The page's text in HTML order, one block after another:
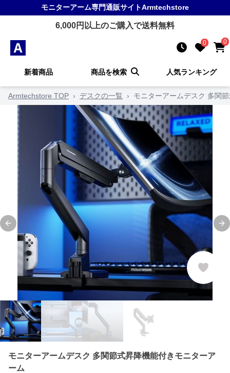
モニターアーム専門通販サイトArmtechstore
6,000円以上のご購入で送料無料
0 0
新着商品 商品を検索 人気ランキング
Armtechstore TOP › デスクの一覧 › モニターアームデスク 多関
Previous slide
モニターアームデスク 多関節式昇降機能付きモニターア
ーム